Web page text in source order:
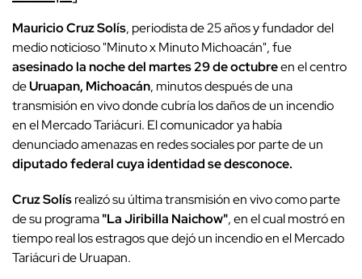
Mauricio Cruz Solís, periodista de 25 años y fundador del
medio noticioso "Minuto x Minuto Michoacán", fue
asesinado la noche del martes 29 de octubreen el centro
deUruapan, Michoacán, minutos después de una
transmisión en vivo donde cubría los daños de un incendio
en el Mercado Tariácuri. El comunicador ya había
denunciado amenazas en redes sociales por parte de un
diputado federal cuya identidad se desconoce.
Cruz Solísrealizó su última transmisión en vivo como parte
de su programa"La Jiribilla Naichow", en el cual mostró en
tiempo real los estragos que dejó un incendio en el Mercado
Tariácuri de Uruapan.